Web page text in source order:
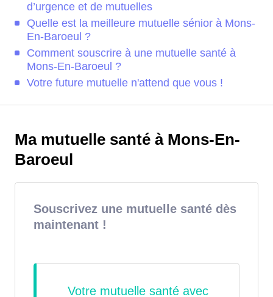
d’urgence et de mutuelles
Quelle est la meilleure mutuelle sénior à Mons-
En-Baroeul ?
Comment souscrire à une mutuelle santé à
Mons-En-Baroeul ?
Votre future mutuelle n'attend que vous !
Ma mutuelle santé à Mons-En-
Baroeul
Souscrivez une mutuelle santé dès
maintenant !